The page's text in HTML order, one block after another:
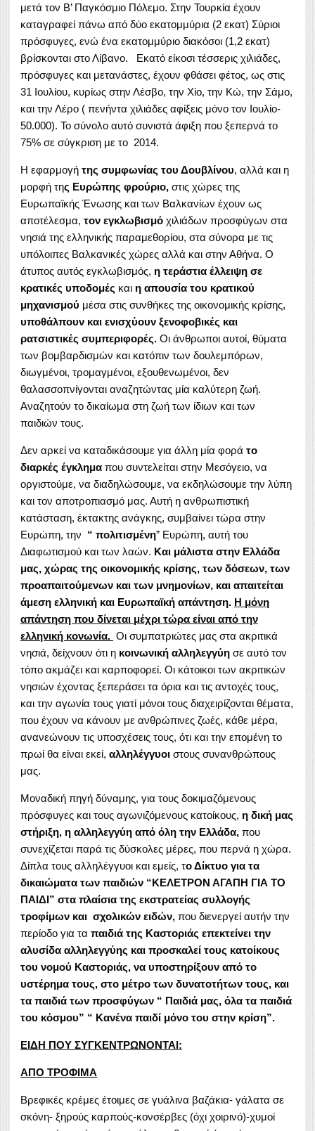
μετά τον Β’ Παγκόσμιο Πόλεμο. Στην Τουρκία έχουν
καταγραφεί πάνω από δύο εκατομμύρια (2 εκατ) Σύριοι
πρόσφυγες, ενώ ένα εκατομμύριο διακόσοι (1,2 εκατ)
βρίσκονται στο Λίβανο. Εκατό είκοσι τέσσερις χιλιάδες,
πρόσφυγες και μετανάστες, έχουν φθάσει φέτος, ως στις
31 Ιουλίου, κυρίως στην Λέσβο, την Χίο, την Κώ, την Σάμο,
και την Λέρο ( πενήντα χιλιάδες αφίξεις μόνο τον Ιουλίο-
50.000). Το σύνολο αυτό συνιστά άφιξη που ξεπερνά το
75% σε σύγκριση με το 2014.
Η εφαρμογή της συμφωνίας του Δουβλίνου, αλλά και η
μορφή της Ευρώπης φρούριο, στις χώρες της
Ευρωπαϊκής Ένωσης και των Βαλκανίων έχουν ως
αποτέλεσμα, τον εγκλωβισμό χιλιάδων προσφύγων στα
νησιά της ελληνικής παραμεθορίου, στα σύνορα με τις
υπόλοιπες Βαλκανικές χώρες αλλά και στην Αθήνα. Ο
άτυπος αυτός εγκλωβισμός, η τεράστια έλλειψη σε
κρατικές υποδομές και η απουσία του κρατικού
μηχανισμού μέσα στις συνθήκες της οικονομικής κρίσης,
υποθάλπουν και ενισχύουν ξενοφοβικές και
ρατσιστικές συμπεριφορές. Οι άνθρωποι αυτοί, θύματα
των βομβαρδισμών και κατόπιν των δουλεμπόρων,
διωγμένοι, τρομαγμένοι, εξουθενωμένοι, δεν
θαλασσοπνίγονται αναζητώντας μία καλύτερη ζωή.
Αναζητούν το δικαίωμα στη ζωή των ίδιων και των
παιδιών τους.
Δεν αρκεί να καταδικάσουμε για άλλη μία φορά το
διαρκές έγκλημα που συντελείται στην Μεσόγειο, να
οργιστούμε, να διαδηλώσουμε, να εκδηλώσουμε την λύπη
και τον αποτροπιασμό μας. Αυτή η ανθρωπιστική
κατάσταση, έκτακτης ανάγκης, συμβαίνει τώρα στην
Ευρώπη, την “ πολιτισμένη” Ευρώπη, αυτή του
Διαφωτισμού και των λαών. Και μάλιστα στην Ελλάδα
μας, χώρας της οικονομικής κρίσης, των δόσεων, των
προαπαιτούμενων και των μνημονίων, και απαιτείται
άμεση ελληνική και Ευρωπαϊκή απάντηση. Η μόνη
απάντηση που δίνεται μέχρι τώρα είναι από την
ελληνική κονωνία. Οι συμπατριώτες μας στα ακριτικά
νησιά, δείχνουν ότι η κοινωνική αλληλεγγύη σε αυτό τον
τόπο ακμάζει και καρποφορεί. Οι κάτοικοι των ακριτικών
νησιών έχοντας ξεπεράσει τα όρια και τις αντοχές τους,
και την αγωνία τους γιατί μόνοι τους διαχειρίζονται θέματα,
που έχουν να κάνουν με ανθρώπινες ζωές, κάθε μέρα,
ανανεώνουν τις υποσχέσεις τους, ότι και την επομένη το
πρωί θα είναι εκεί, αλληλέγγυοι στους συνανθρώπους
μας.
Μοναδική πηγή δύναμης, για τους δοκιμαζόμενους
πρόσφυγες και τους αγωνιζόμενους κατοίκους, η δική μας
στήριξη, η αλληλεγγύη από όλη την Ελλάδα, που
συνεχίζεται παρά τις δύσκολες μέρες, που περνά η χώρα.
Δίπλα τους αλληλέγγυοι και εμείς, το Δίκτυο για τα
δικαιώματα των παιδιών “ΚΕΛΕΤΡΟΝ ΑΓΑΠΗ ΓΙΑ ΤΟ
ΠΑΙΔΙ” στα πλαίσια της εκστρατείας συλλογής
τροφίμων και σχολικών ειδών, που διενεργεί αυτήν την
περίοδο για τα παιδιά της Καστοριάς επεκτείνει την
αλυσίδα αλληλεγγύης και προσκαλεί τους κατοίκους
του νομού Καστοριάς, να υποστηρίξουν από το
υστέρημα τους, στο μέτρο των δυνατοτήτων τους, και
τα παιδιά των προσφύγων “ Παιδιά μας, όλα τα παιδιά
του κόσμου” “ Κανένα παιδί μόνο του στην κρίση”.
ΕΙΔΗ ΠΟΥ ΣΥΓΚΕΝΤΡΩΝΟΝΤΑΙ:
AΠΟ ΤΡΟΦΙΜΑ
Βρεφικές κρέμες έτοιμες σε γυάλινα βαζάκια- γάλατα σε
σκόνη- ξηρούς καρπούς-κονσέρβες (όχι χοιρινό)-χυμοί